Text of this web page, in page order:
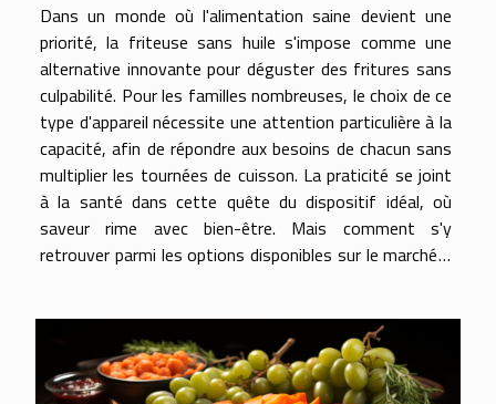
Dans un monde où l'alimentation saine devient une
priorité, la friteuse sans huile s'impose comme une
alternative innovante pour déguster des fritures sans
culpabilité. Pour les familles nombreuses, le choix de ce
type d'appareil nécessite une attention particulière à la
capacité, afin de répondre aux besoins de chacun sans
multiplier les tournées de cuisson. La praticité se joint
à la santé dans cette quête du dispositif idéal, où
saveur rime avec bien-être. Mais comment s'y
retrouver parmi les options disponibles sur le marché ?